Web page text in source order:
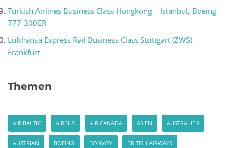
Turkish Airlines Business Class Hongkong – Istanbul, Boeing
777-300ER
Lufthansa Express Rail Business Class Stuttgart (ZWS) –
Frankfurt
Themen
AIR BALTIC AIRBUS AIR CANADA ASIEN AUSTRALIEN
AUSTRIAN BOEING BONVOY BRITISH AIRWAYS